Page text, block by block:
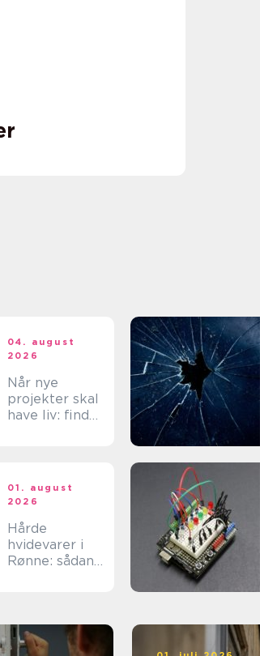
04. august
2026
Når nye
projekter skal
have liv: find
01. august
2026
Hårde
hvidevarer i
Rønne: sådan